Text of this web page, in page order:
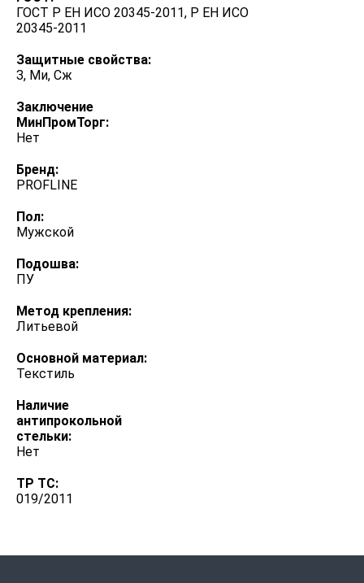
ГОСТ Р ЕН ИСО 20345-2011, Р ЕН ИСО
20345-2011
Защитные свойства:
З, Ми, Сж
Заключение
МинПромТорг:
Нет
Бренд:
PROFLINE
Пол:
Мужской
Подошва:
ПУ
Метод крепления:
Литьевой
Оcновной материал:
Текстиль
Наличие
антипрокольной
стельки:
Нет
ТР ТС:
019/2011